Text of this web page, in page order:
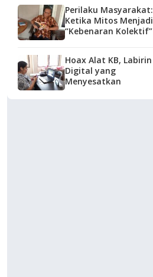
Perilaku Masyarakat:
Ketika Mitos Menjadi
“Kebenaran Kolektif”
Hoax Alat KB, Labirin
Digital yang
Menyesatkan